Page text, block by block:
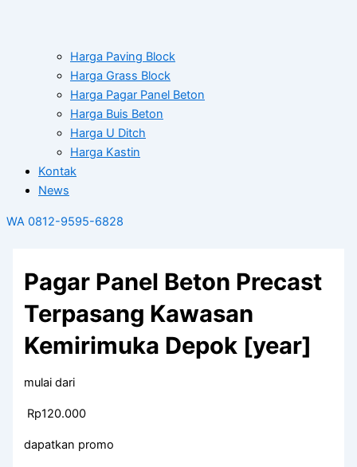
Harga Paving Block
Harga Grass Block
Harga Pagar Panel Beton
Harga Buis Beton
Harga U Ditch
Harga Kastin
Kontak
News
WA 0812-9595-6828
Pagar Panel Beton Precast
Terpasang Kawasan
Kemirimuka Depok [year]
mulai dari
Rp120.000
dapatkan promo